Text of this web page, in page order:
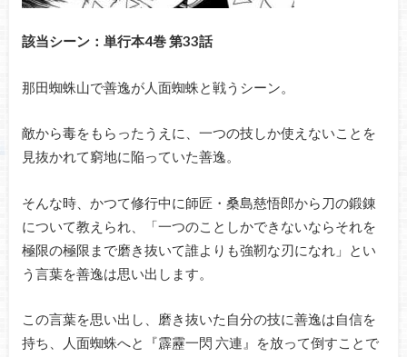
該当シーン：単行本4巻 第33話
那田蜘蛛山で善逸が人面蜘蛛と戦うシーン。
敵から毒をもらったうえに、一つの技しか使えないことを
見抜かれて窮地に陥っていた善逸。
そんな時、かつて修行中に師匠・ 桑島慈悟郎から刀の鍛錬
について教えられ、
「一つのことしかできないならそれを
極限の極限まで磨き抜いて誰よりも強靭な刃になれ」とい
う言葉を善逸は思い出します。
この言葉を思い出し、磨き抜いた自分の技に善逸は自信を
持ち、人面蜘蛛へと『霹靂一閃 六連』を放って倒すことで